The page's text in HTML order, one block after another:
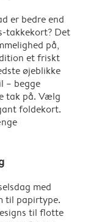
er bedre end
takkekort? Det
på,
et friskt
øjeblikke
– begge
tak på. Vælg
foldekort.
med
til papirtype.
til flotte